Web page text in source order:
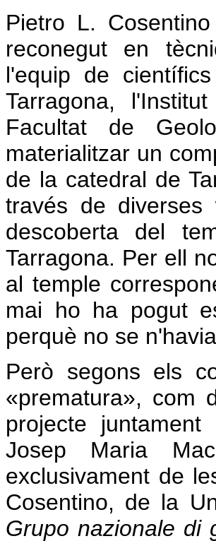
Pietro L.
reconegut en
l'equip de
Tarragona,
Facultat de
materialitzar un
de la catedral de
través de
descoberta del
Tarragona. Per ell
al temple
mai ho ha pogut
perquè no se
Però segons els
«prematura», com
projecte
Josep Maria
exclusivament de
Cosentino, de la
Grupo nazionale di